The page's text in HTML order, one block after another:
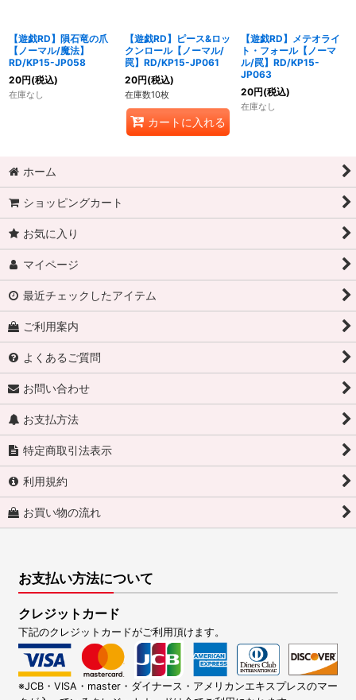
【遊戯RD】隕石竜の爪
【ノーマル/魔法】
RD/KP15-JP058
20円(税込)
在庫なし
【遊戯RD】ピース&ロッ
クンロール【ノーマル/
罠】RD/KP15-JP061
20円(税込)
在庫数10枚
カートに入れる
【遊戯RD】メテオライ
ト・フォール【ノーマ
ル/罠】RD/KP15-
JP063
20円(税込)
在庫なし
ホーム
ショッピングカート
お気に入り
マイページ
最近チェックしたアイテム
ご利用案内
よくあるご質問
お問い合わせ
お支払方法
特定商取引法表示
利用規約
お買い物の流れ
お支払い方法について
クレジットカード
下記のクレジットカードがご利用頂けます。
※JCB・VISA・master・ダイナース・アメリカンエキスプレスのマー